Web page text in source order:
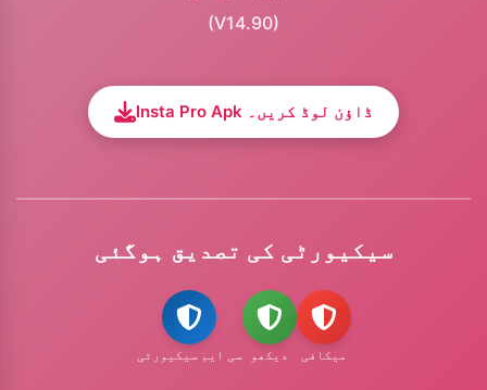
(V14.90)
Insta Pro Apk ڈاؤن لوڈ کریں۔
سیکیورٹی کی تصدیق ہوگئی
سی ایم سیکیورٹی دیکھو میکافی